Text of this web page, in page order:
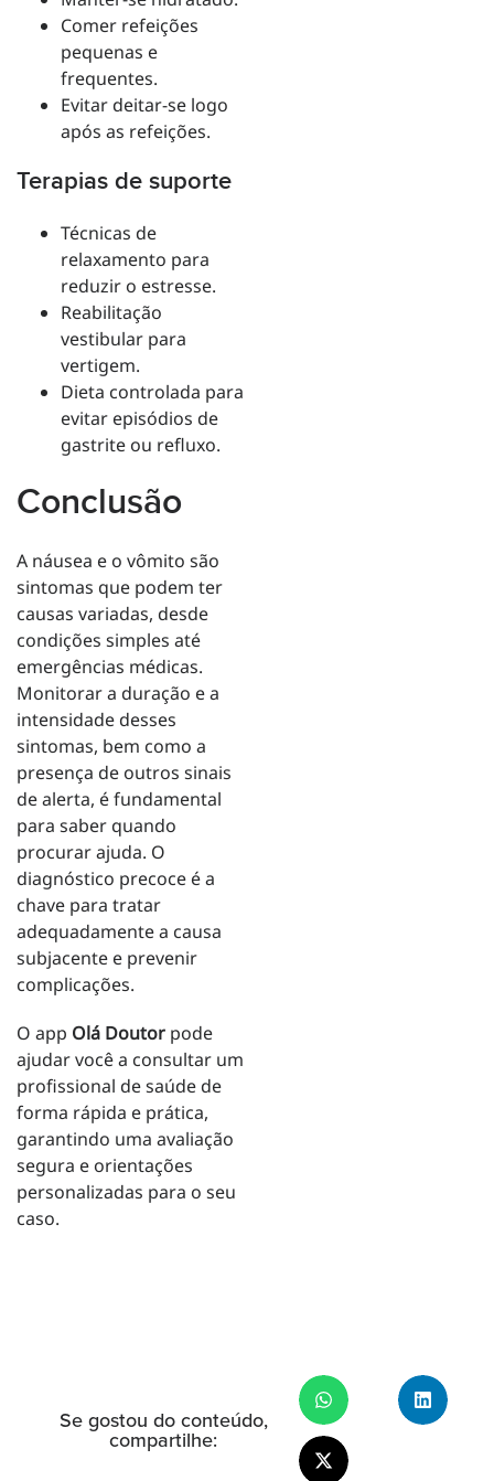
Comer refeições
pequenas e
frequentes.
Evitar deitar-se logo
após as refeições.
Terapias de suporte
Técnicas de
relaxamento para
reduzir o estresse.
Reabilitação
vestibular para
vertigem.
Dieta controlada para
evitar episódios de
gastrite ou refluxo.
Conclusão
A náusea e o vômito são
sintomas que podem ter
causas variadas, desde
condições simples até
emergências médicas.
Monitorar a duração e a
intensidade desses
sintomas, bem como a
presença de outros sinais
de alerta, é fundamental
para saber quando
procurar ajuda. O
diagnóstico precoce é a
chave para tratar
adequadamente a causa
subjacente e prevenir
complicações.
O app Olá Doutor pode
ajudar você a consultar um
profissional de saúde de
forma rápida e prática,
garantindo uma avaliação
segura e orientações
personalizadas para o seu
caso.
Se gostou do conteúdo,
compartilhe: